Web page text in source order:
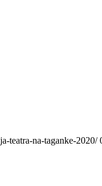
teatra-na-taganke-2020/